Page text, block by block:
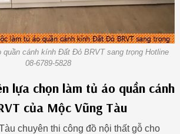
quần cánh kính Đất Đỏ BRVT sang trọng Hotline
08-6789-5828
lựa chọn làm tủ áo quần cánh
của Mộc Vũng Tàu
chuyên thi công đồ nội thất gỗ cho